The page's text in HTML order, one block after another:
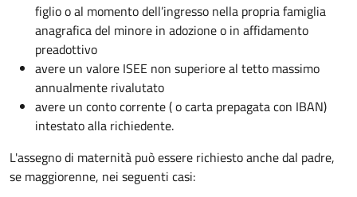
figlio o al momento dell’ingresso nella propria famiglia
anagrafica del minore in adozione o in affidamento
preadottivo
avere un valore ISEE non superiore al tetto massimo
annualmente rivalutato
avere un conto corrente ( o carta prepagata con IBAN)
intestato alla richiedente.
L'assegno di maternità può essere richiesto anche dal padre,
se maggiorenne, nei seguenti casi: